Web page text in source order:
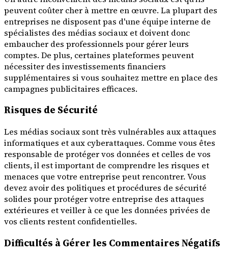
peuvent coûter cher à mettre en œuvre. La plupart des
entreprises ne disposent pas d'une équipe interne de
spécialistes des médias sociaux et doivent donc
embaucher des professionnels pour gérer leurs
comptes. De plus, certaines plateformes peuvent
nécessiter des investissements financiers
supplémentaires si vous souhaitez mettre en place des
campagnes publicitaires efficaces.
Risques de Sécurité
Les médias sociaux sont très vulnérables aux attaques
informatiques et aux cyberattaques. Comme vous êtes
responsable de protéger vos données et celles de vos
clients, il est important de comprendre les risques et
menaces que votre entreprise peut rencontrer. Vous
devez avoir des politiques et procédures de sécurité
solides pour protéger votre entreprise des attaques
extérieures et veiller à ce que les données privées de
vos clients restent confidentielles.
Difficultés à Gérer les Commentaires Négatifs